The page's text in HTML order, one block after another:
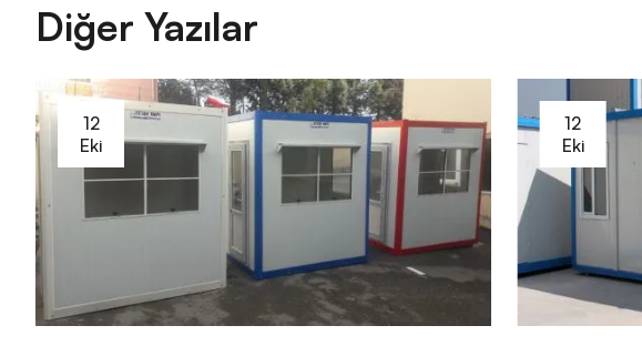
Diğer Yazılar
12
Eki
12
Eki